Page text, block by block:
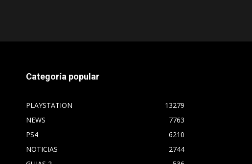
Categoría popular
PLAYSTATION
13279
NEWS
7763
PS4
6210
NOTICIAS
2744